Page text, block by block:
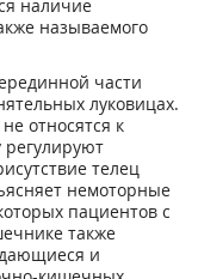
наличие
называемого
части
луковицах.
относятся к
телец
немоторные
пациентов с
также
и